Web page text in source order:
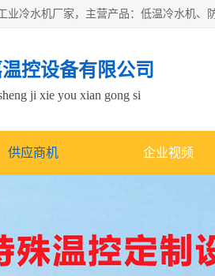
控设备有限公司
ji xie you xian gong si
供应商机 企业视频